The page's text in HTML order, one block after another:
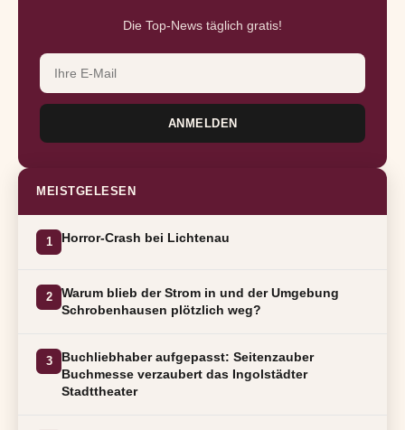
Die Top-News täglich gratis!
ANMELDEN
MEISTGELESEN
1 Horror-Crash bei Lichtenau
2
Warum blieb der Strom in und der Umgebung
Schrobenhausen plötzlich weg?
3
Buchliebhaber aufgepasst: Seitenzauber
Buchmesse verzaubert das Ingolstädter
Stadttheater